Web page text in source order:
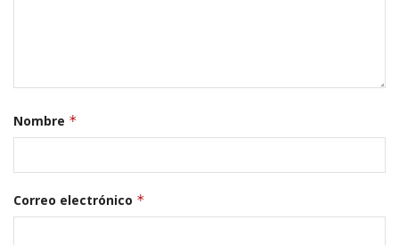
Nombre *
Correo electrónico *